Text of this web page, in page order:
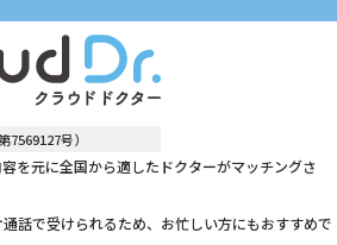
7569127号）
を元に全国から適したドクターがマッチングさ
話で受けられるため、お忙しい方にもおすすめで